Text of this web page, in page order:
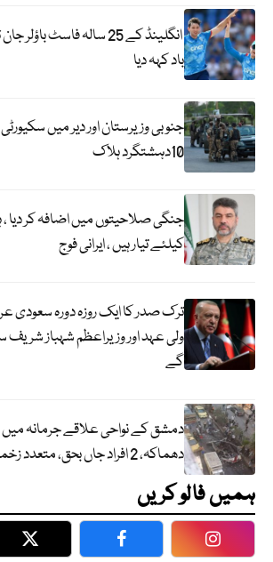
انگلینڈ کے 25 سالہ فاسٹ
باد کہہ دیا
جنوبی وزیرستان اور دیر میں سکیورٹی
10دہشتگرد ہلاک
جنگی صلاحیتوں میں اضافہ کر
کیلئے تیار ہیں ، ایرانی فوج
ترک صدر کا ایک روزہ دورہ سعودی
ولی عہد اور وزیراعظم شہباز
گے
دمشق کے نواحی علاقے جرمانہ
دھماکہ، 2 افراد جاں بحق، متعدد زخمی
ہمیں فالو کریں
Twitter Facebook